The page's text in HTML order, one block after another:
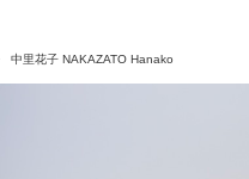
中里花子 NAKAZATO Hanako